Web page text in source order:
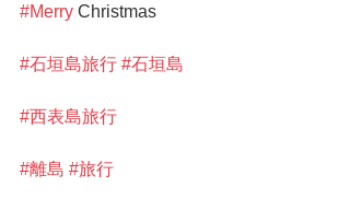
#Merry Christmas
#石垣島旅行 #石垣島
#西表島旅行
#離島 #旅行